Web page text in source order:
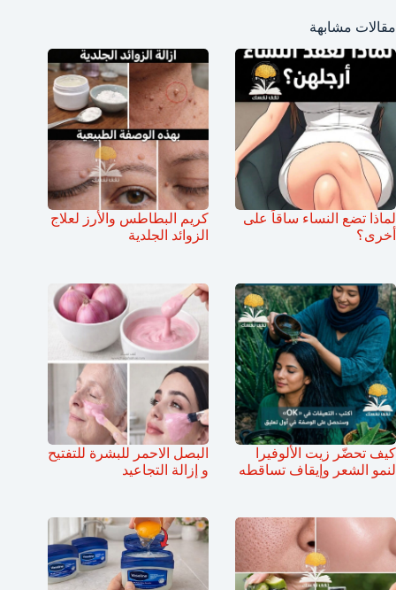
مقالات مشابهة
لماذا تضع النساء ساقاً على
أخرى؟
كريم البطاطس والأرز لعلاج
الزوائد الجلدية
كيف تحضّر زيت الألوفيرا
لنمو الشعر وإيقاف تساقطه
البصل الاحمر للبشرة للتفتيح
و إزالة التجاعيد